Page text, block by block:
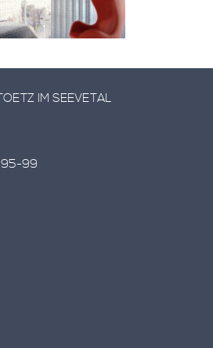
IM SEEVETAL
95-99